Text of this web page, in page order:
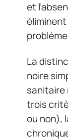
et
La
noire
sanitaire
trois
ou non),